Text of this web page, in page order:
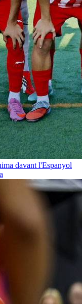
davant l'Espanyol